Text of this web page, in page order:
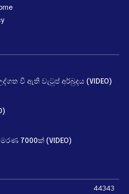
වී ඇති වැටුප් අර්බුදය (VIDEO)
7000ක් (VIDEO)
44343